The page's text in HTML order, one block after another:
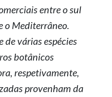
entre o sul
o Mediterrâneo.
de várias espécies
botânicos
respetivamente,
provenham da